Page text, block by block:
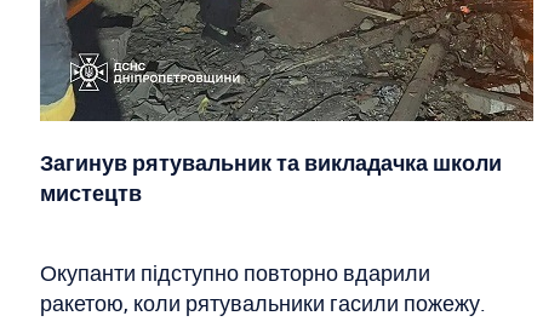
Загинув рятувальник та викладачка школи
мистецтв
Окупанти підступно повторно вдарили
ракетою, коли рятувальники гасили пожежу.